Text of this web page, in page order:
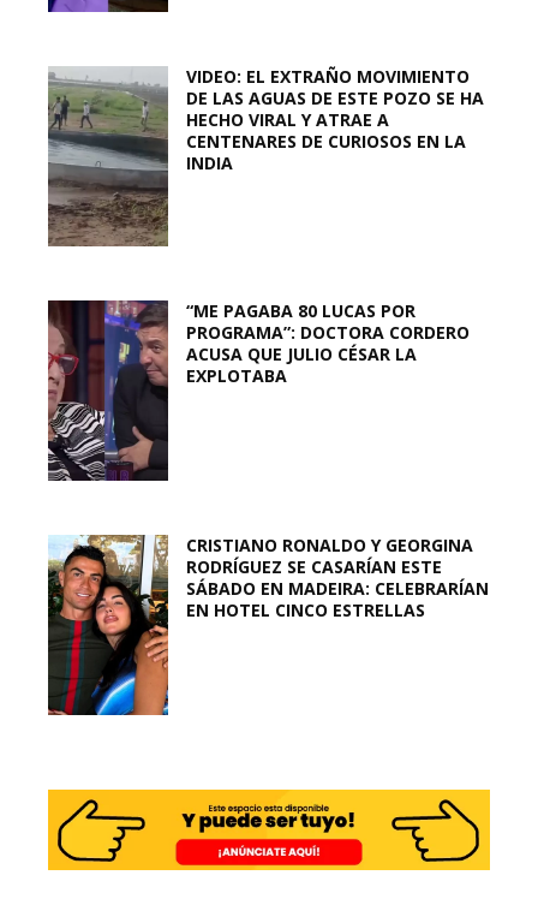
VIDEO: EL EXTRAÑO MOVIMIENTO
DE LAS AGUAS DE ESTE POZO SE HA
HECHO VIRAL Y ATRAE A
CENTENARES DE CURIOSOS EN LA
INDIA
“ME PAGABA 80 LUCAS POR
PROGRAMA”: DOCTORA CORDERO
ACUSA QUE JULIO CÉSAR LA
EXPLOTABA
CRISTIANO RONALDO Y GEORGINA
RODRÍGUEZ SE CASARÍAN ESTE
SÁBADO EN MADEIRA: CELEBRARÍAN
EN HOTEL CINCO ESTRELLAS